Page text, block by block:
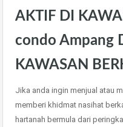
AKTIF DI
condo Ampang
KAWASAN
Jika anda ingin menjual atau
memberi khidmat nasihat
hartanah bermula dari